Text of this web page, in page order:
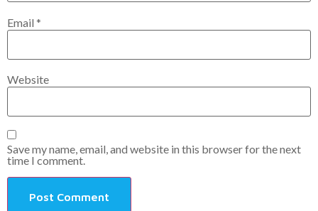
Email *
Website
Save my name, email, and website in this browser for the next
time I comment.